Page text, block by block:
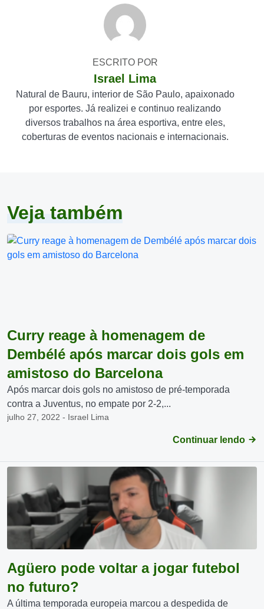
ESCRITO POR
Israel Lima
Natural de Bauru, interior de São Paulo, apaixonado
por esportes. Já realizei e continuo realizando
diversos trabalhos na área esportiva, entre eles,
coberturas de eventos nacionais e internacionais.
Veja também
Curry reage à homenagem de
Dembélé após marcar dois gols em
amistoso do Barcelona
Após marcar dois gols no amistoso de pré-temporada
contra a Juventus, no empate por 2-2,...
julho 27, 2022 - Israel Lima
Continuar lendo
Agüero pode voltar a jogar futebol
no futuro?
A última temporada europeia marcou a despedida de